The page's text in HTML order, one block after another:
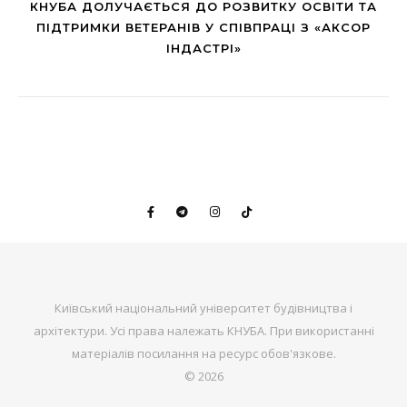
КНУБА ДОЛУЧАЄТЬСЯ ДО РОЗВИТКУ ОСВІТИ ТА
ПІДТРИМКИ ВЕТЕРАНІВ У СПІВПРАЦІ З «АКСОР
ІНДАСТРІ»
Київський національний університет будівництва і
архітектури. Усі права належать КНУБА. При використанні
матеріалів посилання на ресурс обов'язкове.
© 2026